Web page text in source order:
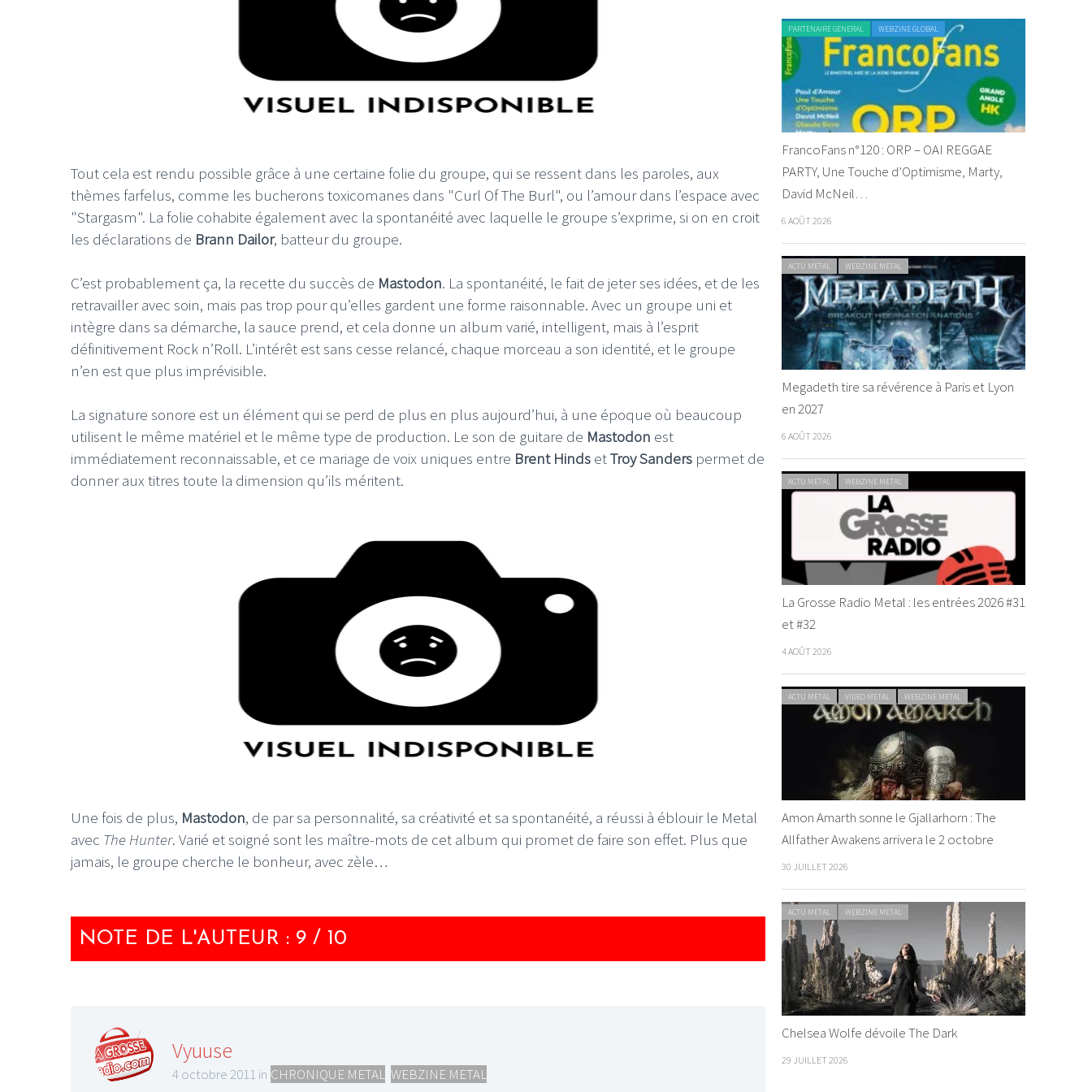
Tout cela est rendu possible grâce à une certaine folie du groupe, qui se ressent dans les paroles, aux
thèmes farfelus, comme les bucherons toxicomanes dans "Curl Of The Burl", ou l’amour dans l’espace avec
"Stargasm". La folie cohabite également avec la spontanéité avec laquelle le groupe s’exprime, si on en croit
les déclarations de Brann Dailor, batteur du groupe.
C’est probablement ça, la recette du succès de Mastodon. La spontanéité, le fait de jeter ses idées, et de les
retravailler avec soin, mais pas trop pour qu’elles gardent une forme raisonnable. Avec un groupe uni et
intègre dans sa démarche, la sauce prend, et cela donne un album varié, intelligent, mais à l’esprit
définitivement Rock n’Roll. L’intérêt est sans cesse relancé, chaque morceau a son identité, et le groupe
n’en est que plus imprévisible.
La signature sonore est un élément qui se perd de plus en plus aujourd’hui, à une époque où beaucoup
utilisent le même matériel et le même type de production. Le son de guitare de Mastodon est
immédiatement reconnaissable, et ce mariage de voix uniques entre Brent Hinds etTroy Sanders permet de
donner aux titres toute la dimension qu’ils méritent.
Une fois de plus, Mastodon, de par sa personnalité, sa créativité et sa spontanéité, a réussi à éblouir le Metal
avec The Hunter. Varié et soigné sont les maître-mots de cet album qui promet de faire son effet. Plus que
jamais, le groupe cherche le bonheur, avec zèle…
NOTE DE L'AUTEUR : 9 / 10
Vyuuse
4 octobre 2011 in CHRONIQUE METAL WEBZINE METAL
PARTENAIRE GENERAL WEBZINE GLOBAL
FrancoFans n°120 : ORP – OAI REGGAE
PARTY, Une Touche d’Optimisme, Marty,
David McNeil…
6 AOÛT 2026
ACTU METAL WEBZINE METAL
Megadeth tire sa révérence à Paris et Lyon
en 2027
6 AOÛT 2026
ACTU METAL WEBZINE METAL
La Grosse Radio Metal : les entrées 2026 #31
et #32
4 AOÛT 2026
ACTU METAL VIDEO METAL WEBZINE METAL
Amon Amarth sonne le Gjallarhorn : The
Allfather Awakens arrivera le 2 octobre
30 JUILLET 2026
ACTU METAL WEBZINE METAL
Chelsea Wolfe dévoile The Dark
29 JUILLET 2026